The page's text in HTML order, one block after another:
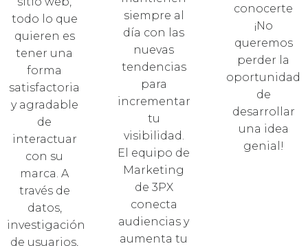
todo lo que
quieren es
tener una
forma
satisfactoria
y agradable
de
interactuar
con su
marca. A
través de
datos,
investigación
de usuarios,
siempre al
día con las
nuevas
tendencias
para
incrementar
tu
visibilidad.
El equipo de
Marketing
de 3PX
conecta
audiencias y
aumenta tu
conocerte
¡No
queremos
perder la
oportunidad
de
desarrollar
una idea
genial!